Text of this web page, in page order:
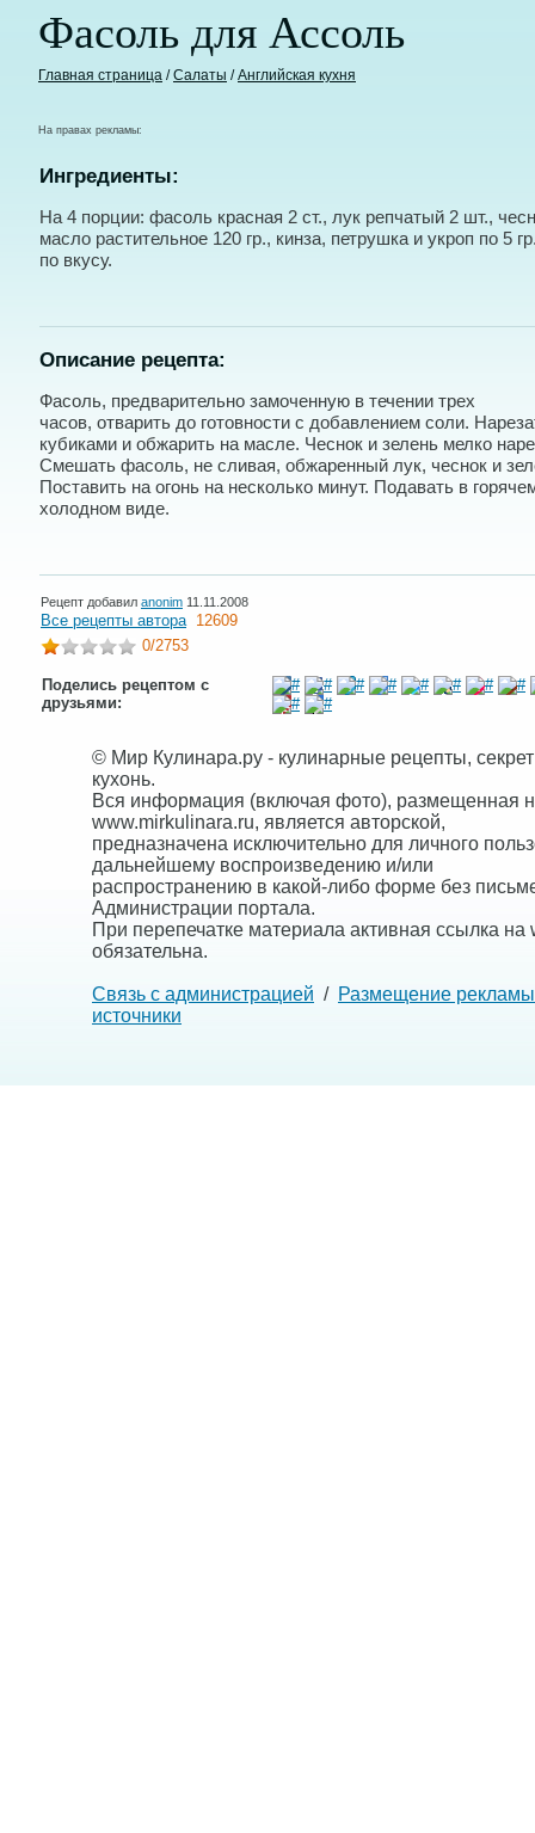
Фасоль для Ассоль
Главная страница /Салаты /Английская кухня
На правах рекламы:
Ингредиенты:
На 4 порции: фасоль красная 2 ст., лук репчатый 2 шт.,
масло растительное 120 гр., кинза, петрушка и укроп по 5
по вкусу.
Описание рецепта:
Фасоль, предварительно замоченную в течении трех
часов, отварить до готовности с добавлением соли.
кубиками и обжарить на масле. Чеснок и зелень мелко
Смешать фасоль, не сливая, обжаренный лук, чеснок и
Поставить на огонь на несколько минут. Подавать в
холодном виде.
Рецепт добавил anonim 11.11.2008
Все рецепты автора 12609
0/2753
Поделись рецептом с
друзьями:
© Мир Кулинара.ру - кулинарные рецепты,
кухонь.
Вся информация (включая фото), размещенная
www.mirkulinara.ru, является авторской,
предназначена исключительно для личного
дальнейшему воспроизведению и/или
распространению в какой-либо форме без
Администрации портала.
При перепечатке материала активная ссылка на
обязательна.
Связь с администрацией / Размещение рекламы
источники